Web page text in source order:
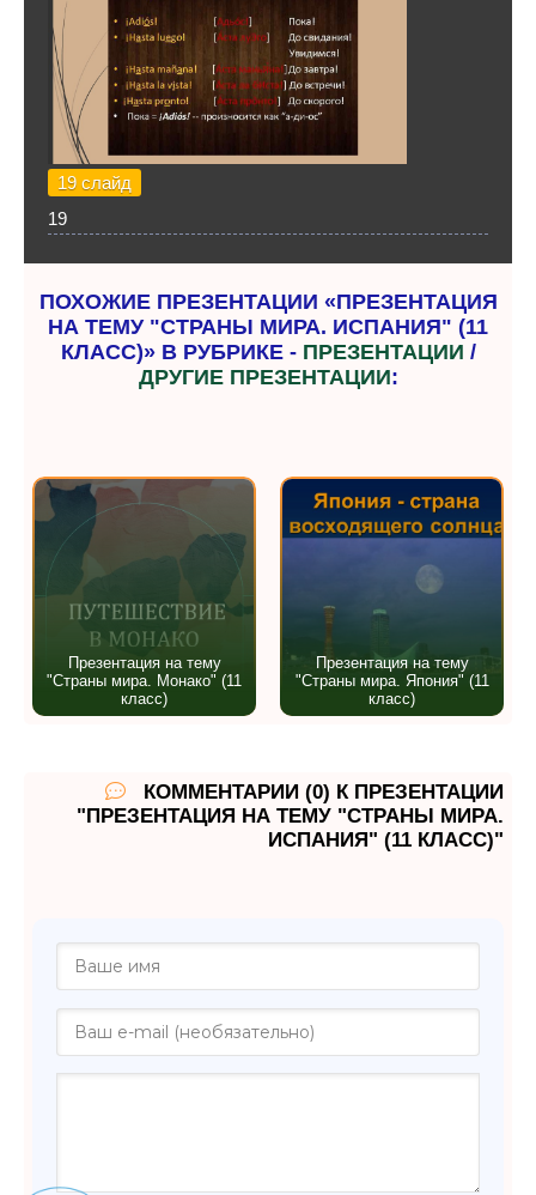
19 слайд
19
ПОХОЖИЕ ПРЕЗЕНТАЦИИ «ПРЕЗЕНТАЦИЯ
НА ТЕМУ "СТРАНЫ МИРА. ИСПАНИЯ" (11
КЛАСС)» В РУБРИКЕ - ПРЕЗЕНТАЦИИ /
ДРУГИЕ ПРЕЗЕНТАЦИИ:
Презентация на тему
"Страны мира. Монако" (11
класс)
Презентация на тему
"Страны мира. Япония" (11
класс)
КОММЕНТАРИИ (0) К ПРЕЗЕНТАЦИИ
"ПРЕЗЕНТАЦИЯ НА ТЕМУ "СТРАНЫ МИРА.
ИСПАНИЯ" (11 КЛАСС)"